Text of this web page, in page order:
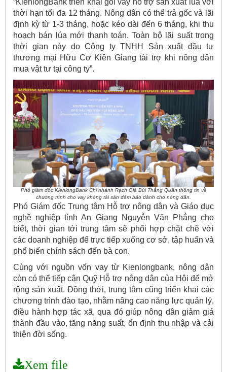
“KienlongBank triển khai gói vay hỗ trợ sản xuất lúa với
thời hạn tối đa 12 tháng. Nông dân có thể trả gốc và lãi
định kỳ từ 1-3 tháng, hoặc kéo dài đến 6 tháng, khi thu
hoạch bán lúa mới thanh toán. Toàn bộ lãi suất trong
thời gian này do Công ty TNHH Sản xuất đầu tư
thương mại Hữu Cơ Kiên Giang tài trợ khi nông dân
mua vật tư tại công ty”.
Phó giám đốc KienlongBank Chi nhánh Rạch Giá Bùi Thắng Quân thông tin về
chương trình cho vay không tài sản đảm bảo dành cho nông dân.
Phó Giám đốc Trung tâm Hỗ trợ nông dân và Giáo dục
nghề nghiệp tỉnh An Giang Nguyễn Văn Phẳng cho
biết, thời gian tới trung tâm sẽ phối hợp chặt chẽ với
các doanh nghiệp để trực tiếp xuống cơ sở, tập huấn và
phổ biến chính sách đến bà con.
Cùng với nguồn vốn vay từ Kienlongbank, nông dân
còn có thể tiếp cận Quỹ Hỗ trợ nông dân của Hội để mở
rộng sản xuất. Đồng thời, trung tâm cũng triển khai các
chương trình đào tạo, nhằm nâng cao năng lực quản lý,
điều hành hợp tác xã, qua đó giúp nông dân giảm giá
thành đầu vào, tăng năng suất, ổn định thu nhập và cải
thiện đời sống.
Xem file